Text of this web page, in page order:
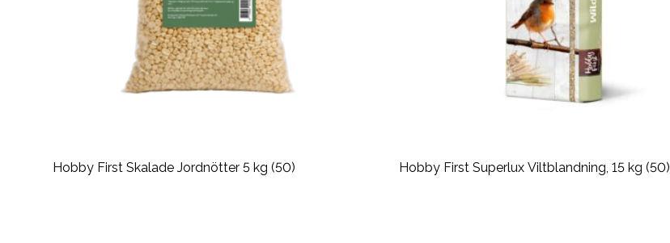
Hobby First Skalade Jordnötter 5 kg (50) Hobby First Superlux Viltblandning, 15 kg (50)